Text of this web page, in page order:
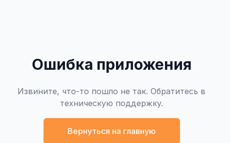
Ошибка приложения
Извините, что-то пошло не так. Обратитесь в
техническую поддержку.
Вернуться на главную